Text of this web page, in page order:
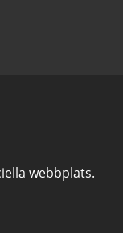
webbplats.